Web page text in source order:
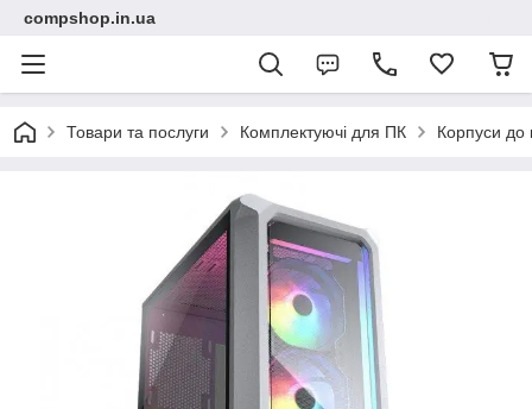
compshop.in.ua
Товари та послуги Комплектуючі для ПК Корпуси до